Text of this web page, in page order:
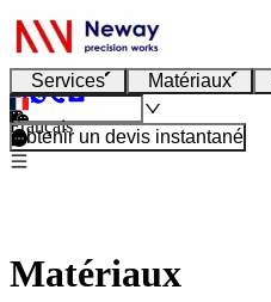
Services Matériaux
Français
Obtenir un devis instantané
Matériaux